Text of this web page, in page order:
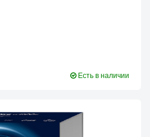
Есть в наличии